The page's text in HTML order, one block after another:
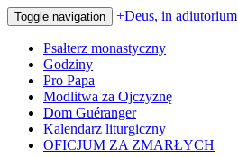
Toggle navigation +Deus, in adiutorium
Psałterz monastyczny
Godziny
Pro Papa
Modlitwa za Ojczyznę
Dom Guéranger
Kalendarz liturgiczny
OFICJUM ZA ZMARŁYCH